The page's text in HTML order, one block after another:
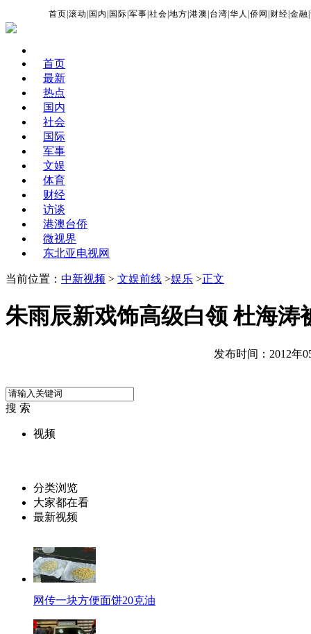
首页 |滚动 国内 国际 |军事 |社会 |地方 |港澳 台湾 |华人 |侨网 财经 |金融 |
首页
最新
热点
国内
社会
国际
军事
文娱
体育
财经
访谈
港澳台侨
微视界
东北亚电视网
当前位置： 中新视频 > 文娱前线 >娱乐 >正文
朱雨辰新戏饰高级白领 杜海涛
发布时间：2012年
搜 索
视频
分类浏览
大家都在看
最新视频
网传一块方便面饼20克油